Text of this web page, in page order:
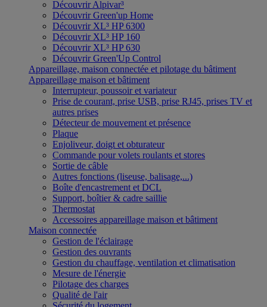
Découvrir Alpivar³
Découvrir Green'up Home
Découvrir XL³ HP 6300
Découvrir XL³ HP 160
Découvrir XL³ HP 630
Découvrir Green'Up Control
Appareillage, maison connectée et pilotage du bâtiment
Appareillage maison et bâtiment
Interrupteur, poussoir et variateur
Prise de courant, prise USB, prise RJ45, prises TV et
autres prises
Détecteur de mouvement et présence
Plaque
Enjoliveur, doigt et obturateur
Commande pour volets roulants et stores
Sortie de câble
Autres fonctions (liseuse, balisage,...)
Boîte d'encastrement et DCL
Support, boîtier & cadre saillie
Thermostat
Accessoires appareillage maison et bâtiment
Maison connectée
Gestion de l'éclairage
Gestion des ouvrants
Gestion du chauffage, ventilation et climatisation
Mesure de l'énergie
Pilotage des charges
Qualité de l'air